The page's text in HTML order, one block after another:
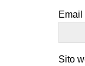
Email
Sito